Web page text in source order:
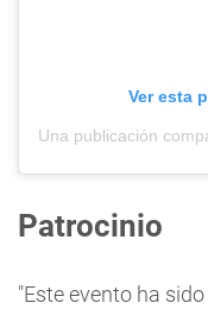
Ver esta
Patrocinio
"Este evento ha